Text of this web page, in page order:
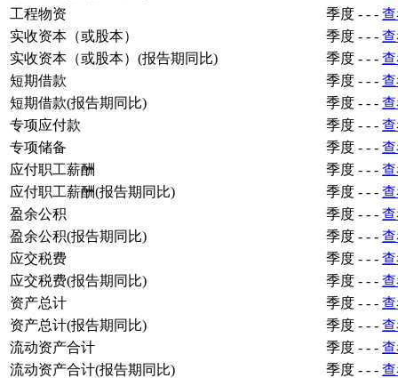
工程物资
季度 - - -
实收资本（或股本）
季度 - - -
实收资本（或股本）(报告期同比)
季度 - - -
短期借款
季度 - - -
短期借款(报告期同比)
季度 - - -
专项应付款
季度 - - -
专项储备
季度 - - -
应付职工薪酬
季度 - - -
应付职工薪酬(报告期同比)
季度 - - -
盈余公积
季度 - - -
盈余公积(报告期同比)
季度 - - -
应交税费
季度 - - -
应交税费(报告期同比)
季度 - - -
资产总计
季度 - - -
资产总计(报告期同比)
季度 - - -
流动资产合计
季度 - - -
流动资产合计(报告期同比)
季度 - - -